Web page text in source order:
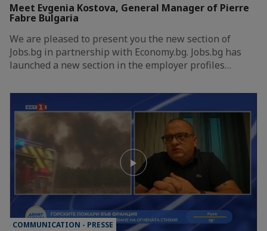
Meet Evgenia Kostova, General Manager of Pierre
Fabre Bulgaria
We are pleased to present you the new section of
Jobs.bg in partnership with Economy.bg. Jobs.bg has
launched a new section in the employer profiles…
COMMUNICATION - PRESSE